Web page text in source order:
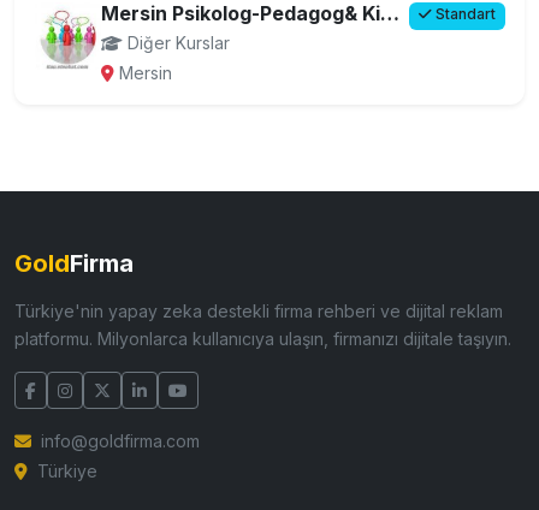
Mersin Psikolog-Pedagog& Kişisel Gelişim Mrk. Standart
Diğer Kurslar
Mersin
GoldFirma
Türkiye'nin yapay zeka destekli firma rehberi ve dijital reklam
platformu. Milyonlarca kullanıcıya ulaşın, firmanızı dijitale taşıyın.
info@goldfirma.com
Türkiye